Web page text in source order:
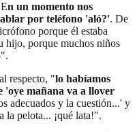
n un momento nos
por teléfono 'aló?'. De
porque él estaba
hijo, porque muchos niños
respecto, "lo habíamos
'oye mañana va a llover
adecuados y la cuestión...' y
la pelota... ¡qué lata!".